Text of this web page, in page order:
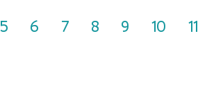
5 6 7 8 9 10 11